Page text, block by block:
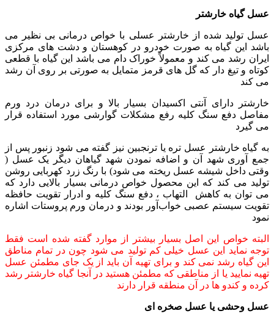
عسل گیاه خارشتر
عسل تولید شده از خارشتر عسلی با خواص درمانی بی نظیر می
باشد این گیاه به صورت خودرو در کوهستان و دشت های مرکزی
ایران رشد می کند و معمولاً خوراک دام می باشد این گیاه با قطعی
کوتاه و تیغ دار که گل های قرمز متمایل به صورتی بر روی آن رشد
می کند
خارشتر دارای آنتی اکسیدان بسیار بالا و برای درمان درد ورم
مفاصل دفع سنگ کلیه رفع مشکلات گوارشی مورد استفاده قرار
می گیرد
به گیاه خارشتر عسل تره یا ترنجبین نیز گفته می شود زنبور پس از
جمع آوری شهد آن و اضافه نمودن شهد گیاهان دیگر یک عسل (
وقتی داخل شیشه عسل ریخته می شود) با رنگ زرد کهربایی روشن
تولید می کند که این محصول خواص درمانی بسیار بالایی دارد که
می توان به کاهش التهاب ، دفع سنگ کلیه و ادرار تقویت حافظه
تقویت سیستم عصبی خواب‌آور بودند و درمان ورم پروستات اشاره
نمود
البته خواص این اصل بسیار بیشتر از موارد گفته شده است فقط
توجه نماید این عسل خیلی کم تولید می شود چون در تمام مناطق
این گیاه رشد نمی کند و برای تهیه آن باید از یک جای مطمئن عسل
تهیه نمایید یا از مناطقی که مطمئن هستید در آنجا گیاه خارشتر رشد
کرده و کندو ها در آن منطقه قرار دارند
عسل وحشی یا عسل صخره ای